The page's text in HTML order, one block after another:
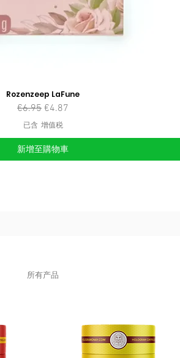
Rozenzeep LaFune
一般價格
€6.95 促銷價格
€4.87
已含 增值税
新增至購物車
所有产品